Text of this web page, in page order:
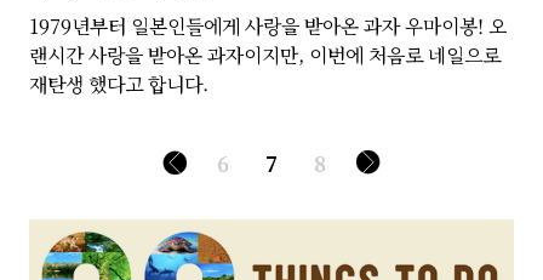
1979년부터 일본인들에게 사랑을 받아온 과자 우마이봉! 오
랜시간 사랑을 받아온 과자이지만, 이번에 처음로 네일으로
재탄생 했다고 합니다.
6 7 8